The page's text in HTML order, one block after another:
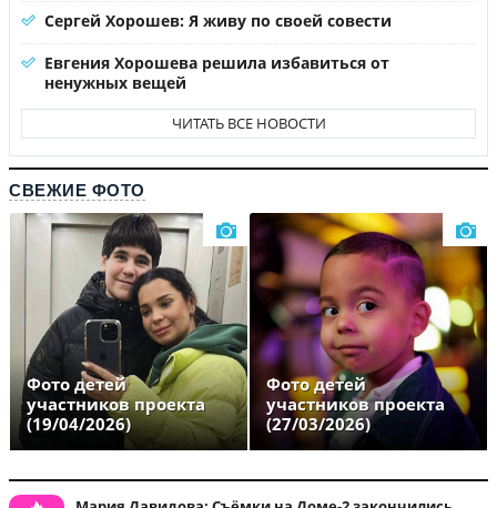
Сергей Хорошев: Я живу по своей совести
Евгения Хорошева решила избавиться от
ненужных вещей
ЧИТАТЬ ВСЕ НОВОСТИ
СВЕЖИЕ ФОТО
Фото детей
участников проекта
(19/04/2026)
Фото детей
участников проекта
(27/03/2026)